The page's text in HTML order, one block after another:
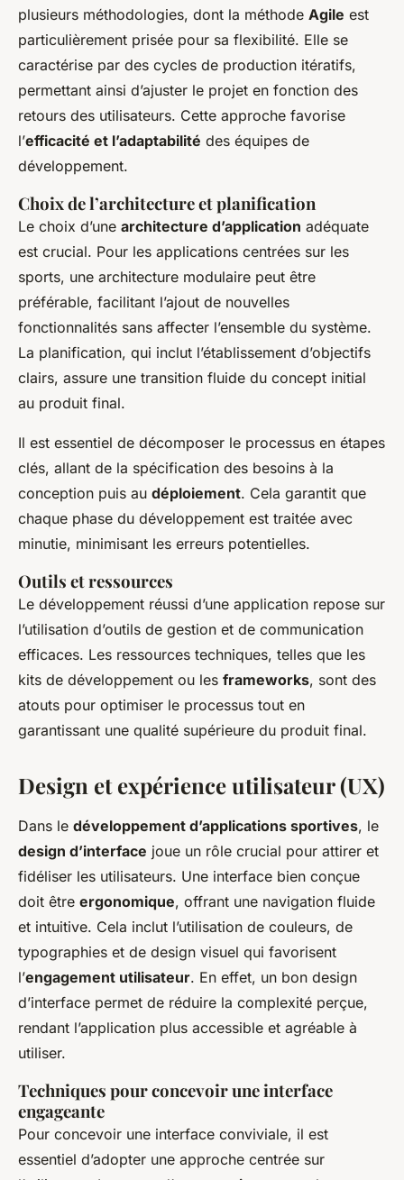
plusieurs méthodologies, dont la méthode Agile est
particulièrement prisée pour sa flexibilité. Elle se
caractérise par des cycles de production itératifs,
permettant ainsi d’ajuster le projet en fonction des
retours des utilisateurs. Cette approche favorise
l’efficacité et l’adaptabilité des équipes de
développement.
Choix de l’architecture et planification
Le choix d’une architecture d’application adéquate
est crucial. Pour les applications centrées sur les
sports, une architecture modulaire peut être
préférable, facilitant l’ajout de nouvelles
fonctionnalités sans affecter l’ensemble du système.
La planification, qui inclut l’établissement d’objectifs
clairs, assure une transition fluide du concept initial
au produit final.
Il est essentiel de décomposer le processus en étapes
clés, allant de la spécification des besoins à la
conception puis au déploiement. Cela garantit que
chaque phase du développement est traitée avec
minutie, minimisant les erreurs potentielles.
Outils et ressources
Le développement réussi d’une application repose sur
l’utilisation d’outils de gestion et de communication
efficaces. Les ressources techniques, telles que les
kits de développement ou les frameworks, sont des
atouts pour optimiser le processus tout en
garantissant une qualité supérieure du produit final.
Design et expérience utilisateur (UX)
Dans le développement d’applications sportives, le
design d’interface joue un rôle crucial pour attirer et
fidéliser les utilisateurs. Une interface bien conçue
doit être ergonomique, offrant une navigation fluide
et intuitive. Cela inclut l’utilisation de couleurs, de
typographies et de design visuel qui favorisent
l’engagement utilisateur. En effet, un bon design
d’interface permet de réduire la complexité perçue,
rendant l’application plus accessible et agréable à
utiliser.
Techniques pour concevoir une interface
engageante
Pour concevoir une interface conviviale, il est
essentiel d’adopter une approche centrée sur